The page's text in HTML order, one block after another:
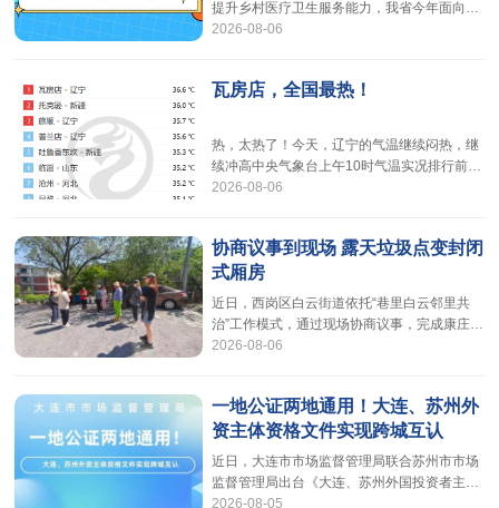
提升乡村医疗卫生服务能力，我省今年面向
2026届医学专业高校毕业生，以及尚在择业期
公开招聘78名大学生乡村医生，充实至村级医
事业编制管理。今年大学生乡村医生专项计划
公开招聘单位为七个地级市的乡镇卫生院，录
用人员将派驻到乡镇卫生院下设或一
2026-08-06
瓦房店，全国最热！
热，太热了！今天，辽宁的气温继续闷热，继
续冲高中央气象台上午10时气温实况排行前10
中有5个在辽宁瓦房店以36.6℃排在第一 昨天
省最高气温位列前三的是朝阳市朝阳县东大屯
41.4℃葫芦岛市南票黄土坎41.4℃阜新市阜新
蒙古族自治县塔营子41.4℃全省有19个气象站
的最高气温为40℃～43℃，555
2026-08-06
协商议事到现场 露天垃圾点变封闭
式厢房
近日，西岗区白云街道依托“巷里白云邻里共
治”工作模式，通过现场协商议事，完成康庄街
22号楼露天垃圾点位升级改造，解决了居民长
很大。街道将居民议事会搬到问题现场，组织
工作人员、社区网格员与十余位居民代表实地
商讨，大家围绕点位选址、改造形式充分交
流，最终敲定拆除露天散桶、建设封闭式垃圾
厢房的改造方案。方案敲定后，街道联动环
2026-08-06
一地公证两地通用！大连、苏州外
资主体资格文件实现跨城互认
近日，大连市市场监督管理局联合苏州市市场
监督管理局出台《大连、苏州外国投资者主体
资格文件互认机制》，政策自2026年7月1日
2026-08-05